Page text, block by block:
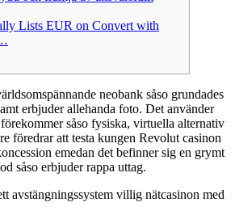
Lists EUR on Convert with
neobank såso grundades
erbjuder allehanda foto. Det använder
såso fysiska, virtuella alternativ
föredrar att testa kungen Revolut casinon
emedan det befinner sig en grymt
såso erbjuder rappa uttag.
avstängningssystem villig nätcasinon med